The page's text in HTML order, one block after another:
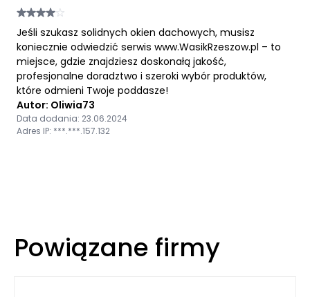
Jeśli szukasz solidnych okien dachowych, musisz
koniecznie odwiedzić serwis www.WasikRzeszow.pl – to
miejsce, gdzie znajdziesz doskonałą jakość,
profesjonalne doradztwo i szeroki wybór produktów,
które odmieni Twoje poddasze!
Autor: Oliwia73
Data dodania: 23.06.2024
Adres IP: ***.***.157.132
Powiązane firmy